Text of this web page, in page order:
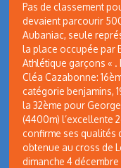
Pas de classement
devaient parcourir
Aubaniac, seule
la place occupée par
Athlétique garçons «
Cléa Cazabonne:
catégorie benjamins,
la 32ème pour
(4400m) l’excellente
confirme ses qualités
obtenue au cross de
dimanche 4